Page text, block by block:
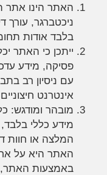
האתר הינו אתר
ניכטברגר, עורך
בלבד אודות
ייתכן כי האתר
פסיקה, מידע
עם ניסיון רב
אינטרנט
מובהר ומודגש:
מידע כללי בלבד,
המלצה או חוות
האתר היא על
באמצעות האתר,